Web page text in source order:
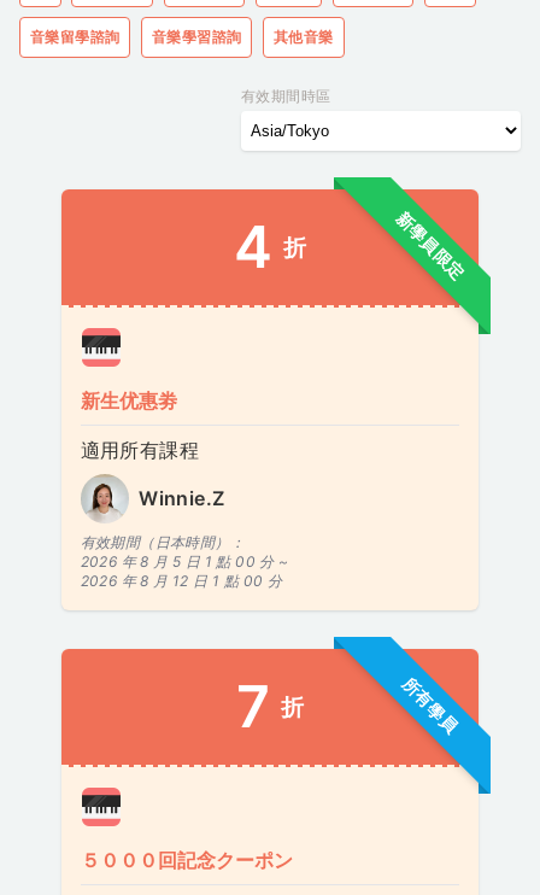
音樂留學諮詢 音樂學習諮詢 其他音樂
有效期間時區
新學員限定
4 折
新生优惠劵
適用所有課程
Winnie.Z
有效期間（日本時間）：
2026 年 8 月 5 日 1 點 00 分 ~
2026 年 8 月 12 日 1 點 00 分
所有學員
7 折
５０００回記念クーポン